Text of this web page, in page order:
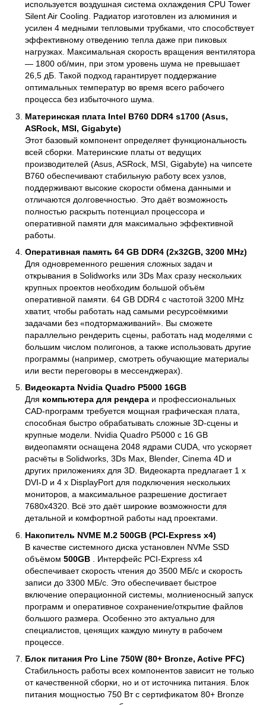
используется воздушная система охлаждения CPU Tower
Silent Air Cooling. Радиатор изготовлен из алюминия и
усилен 4 медными тепловыми трубками, что способствует
эффективному отведению тепла даже при пиковых
нагрузках. Максимальная скорость вращения вентилятора
— 1800 об/мин, при этом уровень шума не превышает
26,5 дБ. Такой подход гарантирует поддержание
оптимальных температур во время всего рабочего
процесса без избыточного шума.
Материнская плата Intel B760 DDR4 s1700 (Asus,
ASRock, MSI, Gigabyte)
Этот базовый компонент определяет функциональность
всей сборки. Материнские платы от ведущих
производителей (Asus, ASRock, MSI, Gigabyte) на чипсете
B760 обеспечивают стабильную работу всех узлов,
поддерживают высокие скорости обмена данными и
отличаются долговечностью. Это даёт возможность
полностью раскрыть потенциал процессора и
оперативной памяти для максимально эффективной
работы.
Оперативная память 64 GB DDR4 (2x32GB, 3200 MHz)
Для одновременного решения сложных задач и
открывания в Solidworks или 3Ds Max сразу нескольких
крупных проектов необходим большой объём
оперативной памяти. 64 GB DDR4 с частотой 3200 MHz
хватит, чтобы работать над самыми ресурсоёмкими
задачами без «подтормаживаний». Вы сможете
параллельно рендерить сцены, работать над моделями с
большим числом полигонов, а также использовать другие
программы (например, смотреть обучающие материалы
или вести переговоры в мессенджерах).
Видеокарта Nvidia Quadro P5000 16GB
Для компьютера для рендера и профессиональных
CAD-программ требуется мощная графическая плата,
способная быстро обрабатывать сложные 3D-сцены и
крупные модели. Nvidia Quadro P5000 с 16 GB
видеопамяти оснащена 2048 ядрами CUDA, что ускоряет
расчёты в Solidworks, 3Ds Max, Blender, Cinema 4D и
других приложениях для 3D. Видеокарта предлагает 1 x
DVI-D и 4 x DisplayPort для подключения нескольких
мониторов, а максимальное разрешение достигает
7680x4320. Всё это даёт широкие возможности для
детальной и комфортной работы над проектами.
Накопитель NVME M.2 500GB (PCI-Express x4)
В качестве системного диска установлен NVMe SSD
объёмом 500GB
. Интерфейс PCI-Express x4
обеспечивает скорость чтения до 3500 МБ/с и скорость
записи до 3300 МБ/с. Это обеспечивает быстрое
включение операционной системы, молниеносный запуск
программ и оперативное сохранение/открытие файлов
большого размера. Особенно это актуально для
специалистов, ценящих каждую минуту в рабочем
процессе.
Блок питания Pro Line 750W (80+ Bronze, Active PFC)
Стабильность работы всех компонентов зависит не только
от качественной сборки, но и от источника питания. Блок
питания мощностью 750 Вт с сертификатом 80+ Bronze